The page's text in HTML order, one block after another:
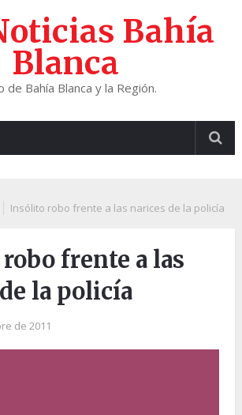
Bahía
Blanca
de Bahía Blanca y la Región.
Insólito robo frente a las narices de la policía
frente a las
la policía
de 2011